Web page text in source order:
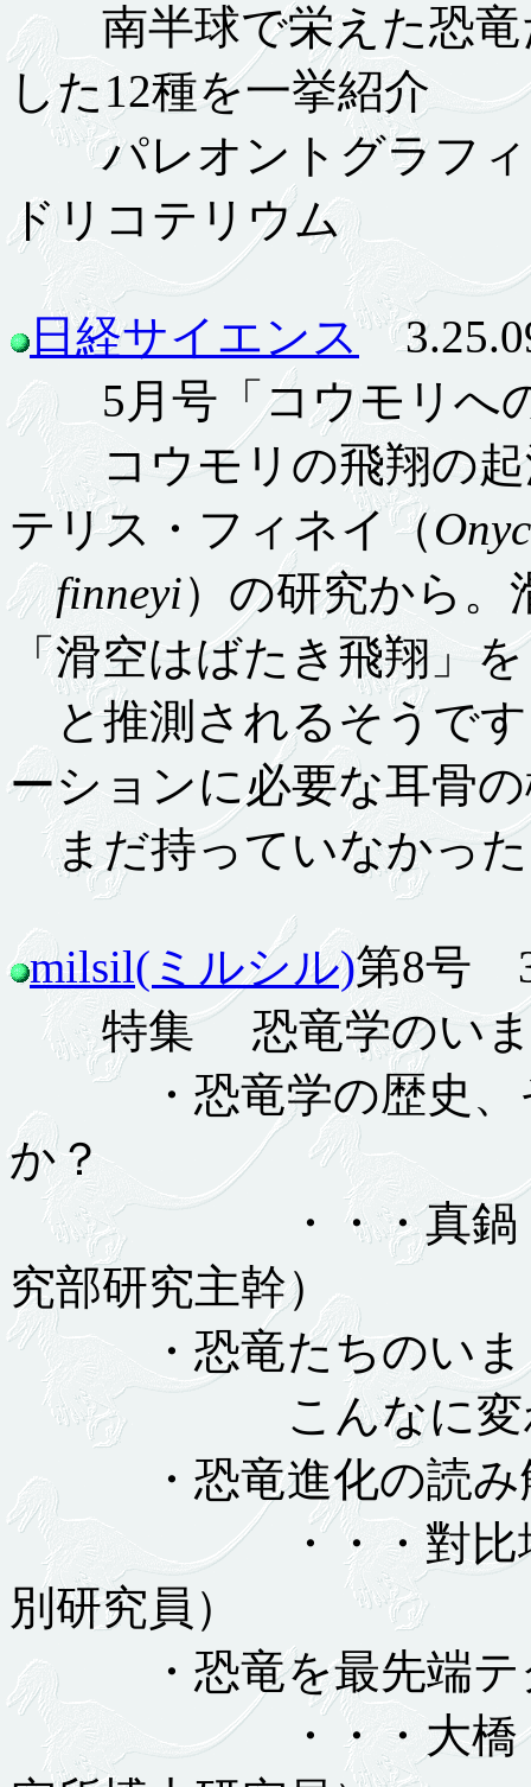
南半球で栄えた恐竜
した12種を一挙紹介
パレオントグラフィ
ドリコテリウム
日経サイエンス
5月号「コウモリへ
コウモリの飛翔の起
テリス・フィネイ（
finneyi）の研究から
「滑空はばたき飛翔」
と推測されるそうで
ーションに必要な耳骨
まだ持っていなかっ
milsil(ミルシル)第8号
特集 恐竜学のい
・恐竜学の歴史、そ
か？
・・・真鍋 真（
究部研究主幹）
・恐竜たちのいま
こんなに変わっ
・恐竜進化の読み
・・・對比地 孝
別研究員）
・恐竜を最先端テ
・・・大橋 智之